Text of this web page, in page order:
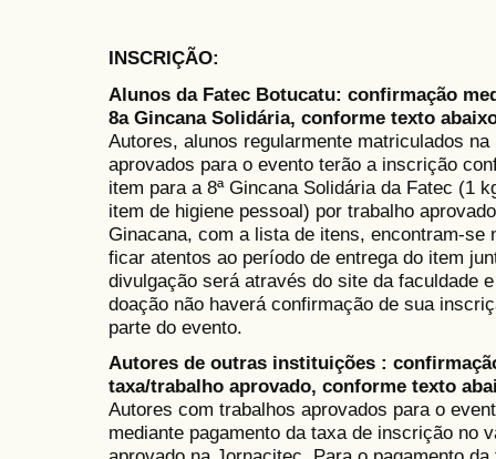
INSCRIÇÃO:
Alunos da Fatec Botucatu: confirmação
8a Gincana Solidária, conforme texto
Autores, alunos regularmente matriculados
aprovados para o evento terão a inscrição
item para a 8ª Gincana Solidária da Fatec (1
item de higiene pessoal) por trabalho
Ginacana, com a lista de itens, encontram-se
ficar atentos ao período de entrega do item
divulgação será através do site da faculdade
doação não haverá confirmação de sua
parte do evento.
Autores de outras instituições :
taxa/trabalho aprovado, conforme texto
Autores com trabalhos aprovados para o
mediante pagamento da taxa de inscrição no